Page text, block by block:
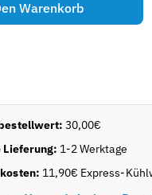
Warenkorb
30,00€
Lieferung: 1-2 Werktage
11,90€ Express-